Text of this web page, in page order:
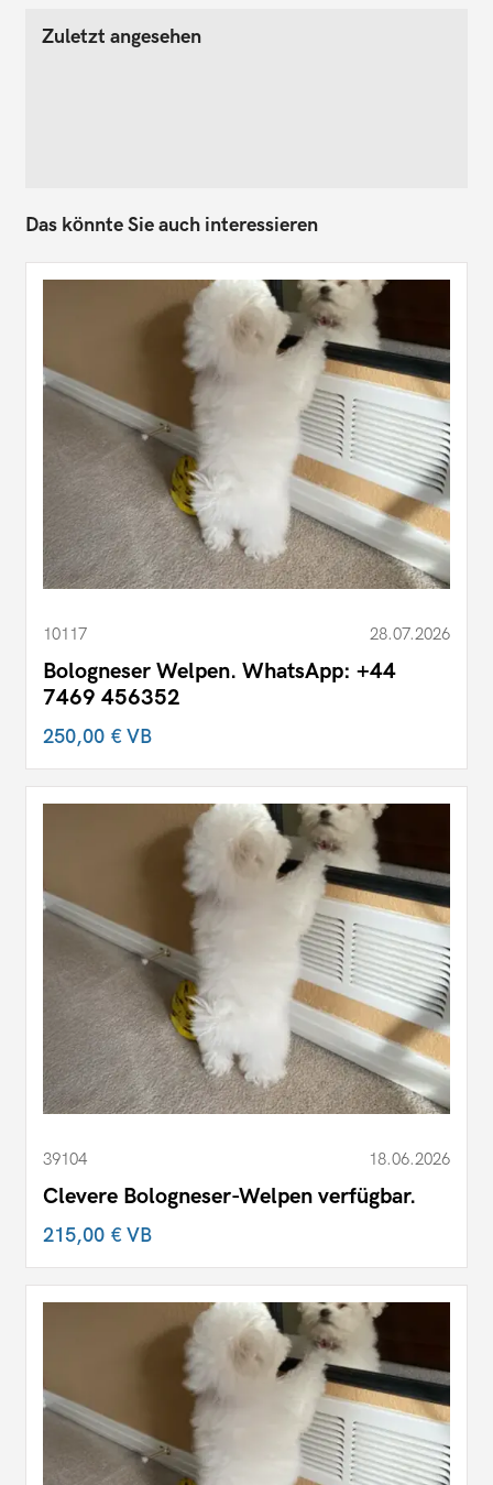
Zuletzt angesehen
Das könnte Sie auch interessieren
10117 28.07.2026
Bologneser Welpen. WhatsApp: +44
7469 456352
250,00 €VB
39104 18.06.2026
Clevere Bologneser-Welpen verfügbar.
215,00 €VB